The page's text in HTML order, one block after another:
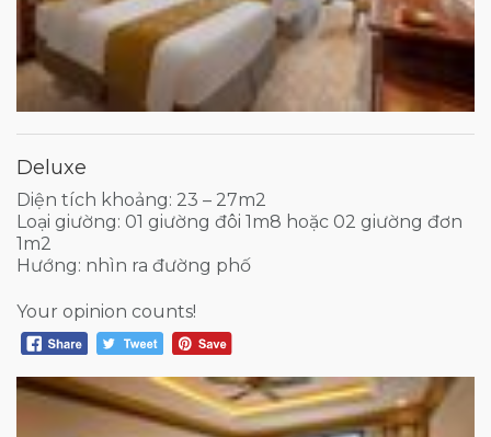
Deluxe
Diện tích khoảng: 23 – 27m2
Loại giường: 01 giường đôi 1m8 hoặc 02 giường đơn
1m2
Hướng: nhìn ra đường phố
Your opinion counts!